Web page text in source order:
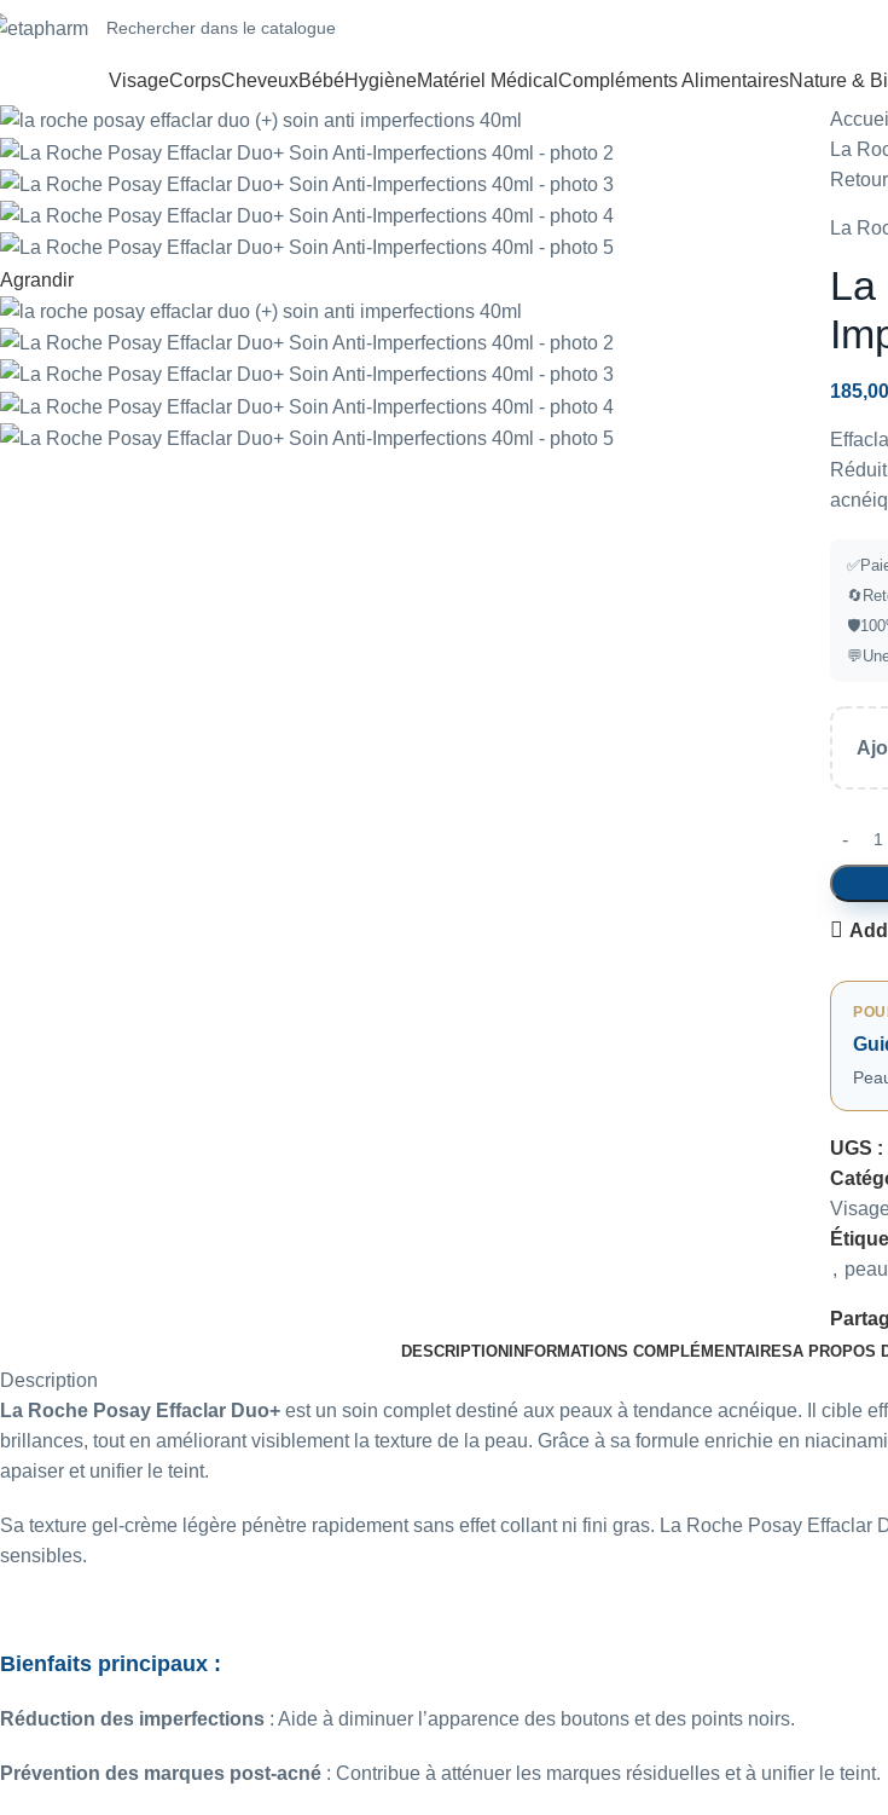
VisageCorpsCheveuxBébéHygièneMatériel Médical Compléments AlimentairesNature &
Agrandir
Accueil
La
La
La
185,00
✅
🔄
🛡️
💬
UGS :
,
DESCRIPTION INFORMATIONS COMPLÉMENTAIRESA PROPOS
Description
La Roche Posay Effaclar Duo+ est un soin complet destiné aux peaux à tendance acnéique. Il cible
brillances, tout en améliorant visiblement la texture de la peau. Grâce à sa formule enrichie en
apaiser et unifier le teint.
Sa texture gel-crème légère pénètre rapidement sans effet collant ni fini gras. La Roche Posay
sensibles.
Bienfaits principaux :
Réduction des imperfections : Aide à diminuer l’apparence des boutons et des points noirs.
Prévention des marques post-acné : Contribue à atténuer les marques résiduelles et à unifier le teint.